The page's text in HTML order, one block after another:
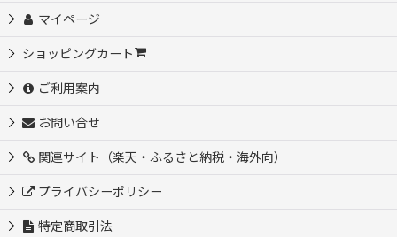
マイページ
ショッピングカート
ご利用案内
お問い合せ
関連サイト（楽天・ふるさと納税・海外向）
プライバシーポリシー
特定商取引法